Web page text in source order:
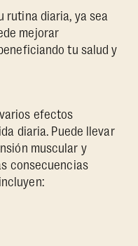
rutina diaria, ya sea
mejorar
tu salud y
efectos
diaria. Puede llevar
muscular y
consecuencias